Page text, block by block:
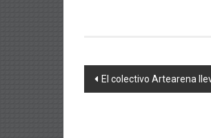
Navegación
El colectivo Artearena